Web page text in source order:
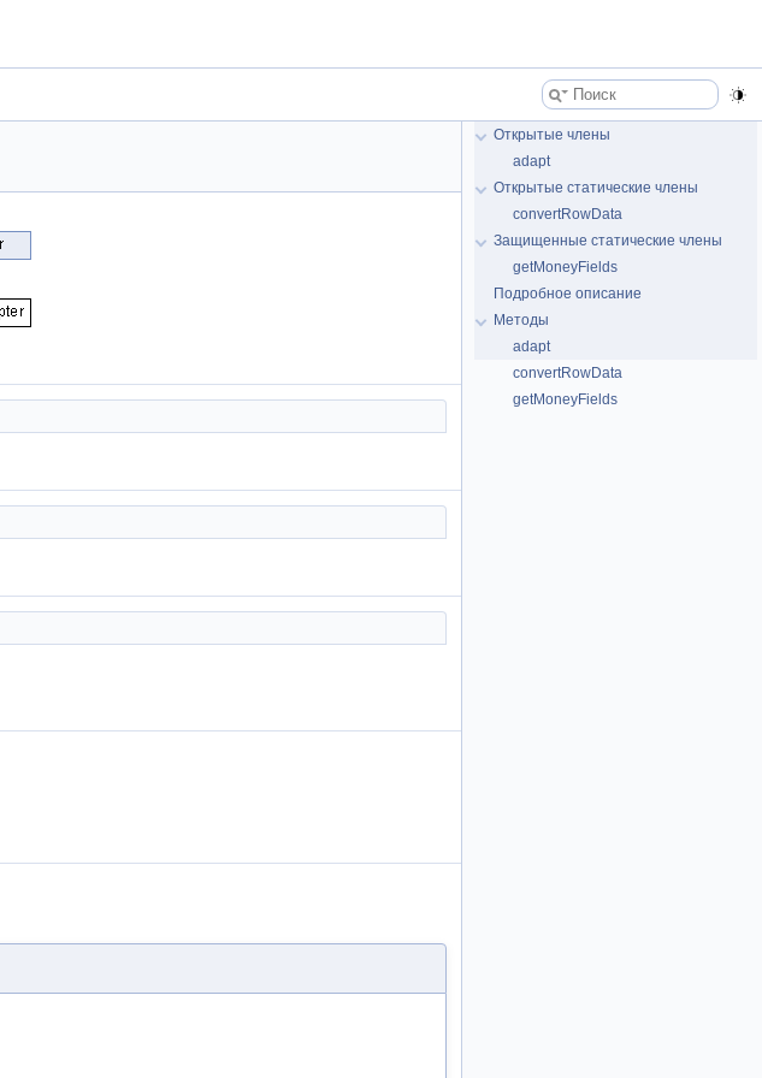
Открытые члены
adapt
Открытые статические члены
convertRowData
Защищенные статические члены
getMoneyFields
Подробное описание
Методы
adapt
convertRowData
getMoneyFields